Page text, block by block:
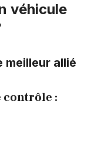
véhicule
meilleur allié
contrôle :